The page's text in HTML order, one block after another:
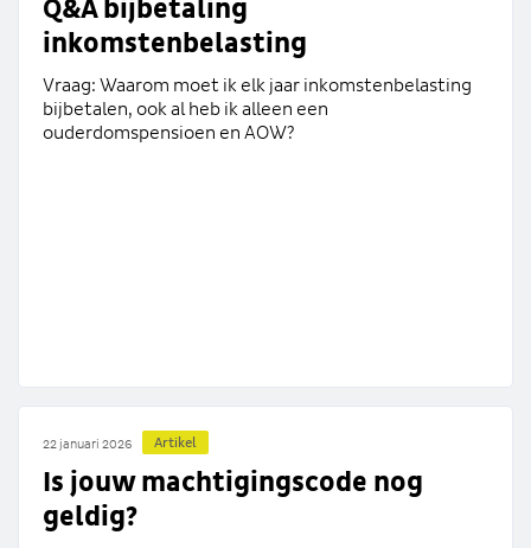
Q&A bijbetaling
inkomstenbelasting
Vraag: Waarom moet ik elk jaar inkomstenbelasting
bijbetalen, ook al heb ik alleen een
ouderdomspensioen en AOW?
22 januari 2026 Artikel
Is jouw machtigingscode nog
geldig?